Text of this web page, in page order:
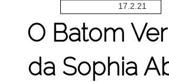
17.2.21
O Batom
da Sophia